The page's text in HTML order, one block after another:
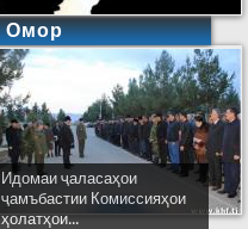
Омор
Идомаи ҷаласаҳои
ҷамъбастии Комиссияҳои
ҳолатҳои...